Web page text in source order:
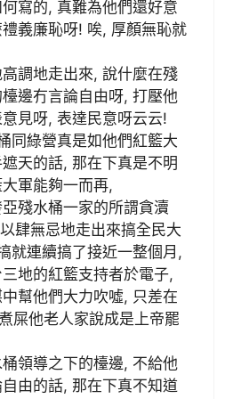
寫的, 真難為他們還好意
義廉恥呀! 唉, 厚顏無恥就
調地走出來, 說什麼在殘
邊冇言論自由呀, 打壓他
見呀, 表達民意呀云云!
同綠營真是如他們紅籃大
天的話, 那在下真是不明
軍能夠一而再,
殘水桶一家的所謂貪瀆
肆無忌地走出來搞全民大
就連續搞了接近一整個月,
地的紅籃支持者於電子,
幫他們大力吹噓, 只差在
屎他老人家說成是上帝罷
領導之下的檯邊, 不給他
由的話, 那在下真不知道